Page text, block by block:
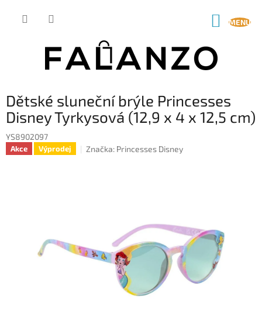
Dětské sluneční brýle Princesses
Disney Tyrkysová (12,9 x 4 x 12,5 cm)
YS8902097
Akce Výprodej Značka: Princesses Disney